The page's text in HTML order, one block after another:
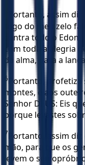
Portanto, assim
fogo do meu zelo
contra todo o
com toda a alegria
da alma, para a
6
Portanto,
montes, e aos
Senhor DEUS: Eis
porque levastes
7
Portanto, assim
mão, para que os
levem o seu opróbrio.